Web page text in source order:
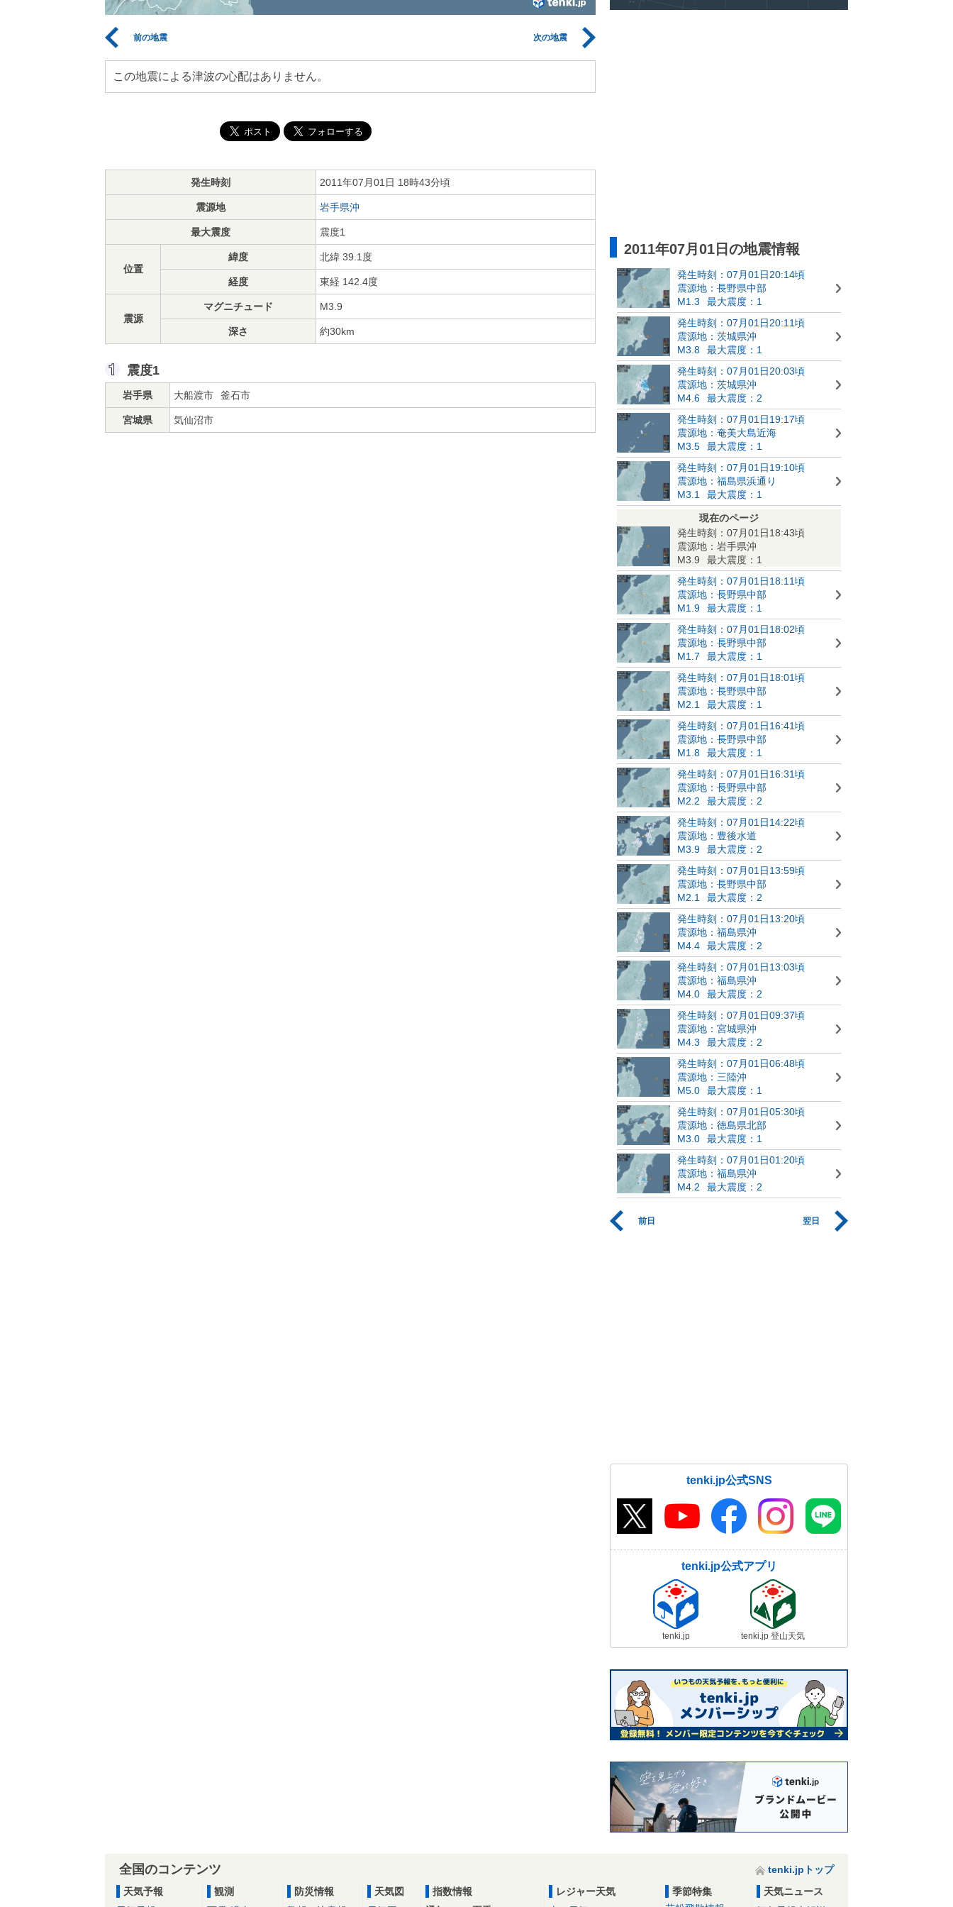
前の地震 次の地震
この地震による津波の心配はありません。
発生時刻 2011年07月01日 18時43分頃
震源地 岩手県沖
最大震度 震度1
位置
緯度 北緯 39.1度
経度 東経 142.4度
震源
マグニチュード M3.9
深さ 約30km
震度1
岩手県 大船渡市 釜石市
宮城県 気仙沼市
2011年07月01日の地震情報
発生時刻：07月01日20:14頃
震源地：長野県中部
M1.3
最大震度：1
発生時刻：07月01日20:11頃
震源地：茨城県沖
M3.8
最大震度：1
発生時刻：07月01日20:03頃
震源地：茨城県沖
M4.6
最大震度：2
発生時刻：07月01日19:17頃
震源地：奄美大島近海
M3.5
最大震度：1
発生時刻：07月01日19:10頃
震源地：福島県浜通り
M3.1
最大震度：1
現在のページ
発生時刻：07月01日18:43頃
震源地：岩手県沖
M3.9
最大震度：1
発生時刻：07月01日18:11頃
震源地：長野県中部
M1.9
最大震度：1
発生時刻：07月01日18:02頃
震源地：長野県中部
M1.7
最大震度：1
発生時刻：07月01日18:01頃
震源地：長野県中部
M2.1
最大震度：1
発生時刻：07月01日16:41頃
震源地：長野県中部
M1.8
最大震度：1
発生時刻：07月01日16:31頃
震源地：長野県中部
M2.2
最大震度：2
発生時刻：07月01日14:22頃
震源地：豊後水道
M3.9
最大震度：2
発生時刻：07月01日13:59頃
震源地：長野県中部
M2.1
最大震度：2
発生時刻：07月01日13:20頃
震源地：福島県沖
M4.4
最大震度：2
発生時刻：07月01日13:03頃
震源地：福島県沖
M4.0
最大震度：2
発生時刻：07月01日09:37頃
震源地：宮城県沖
M4.3
最大震度：2
発生時刻：07月01日06:48頃
震源地：三陸沖
M5.0
最大震度：1
発生時刻：07月01日05:30頃
震源地：徳島県北部
M3.0
最大震度：1
発生時刻：07月01日01:20頃
震源地：福島県沖
M4.2
最大震度：2
前日 翌日
tenki.jp公式SNS
tenki.jp公式アプリ
tenki.jp tenki.jp 登山天気
全国のコンテンツ
tenki.jpトップ
天気予報
観測
防災情報
天気図
指数情報
レジャー天気
季節特集
天気ニュース